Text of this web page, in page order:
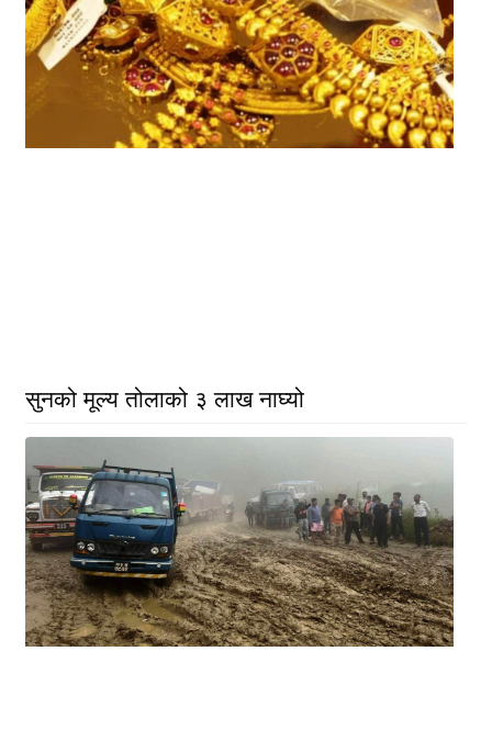
सुनको मूल्य तोलाको ३ लाख नाघ्यो